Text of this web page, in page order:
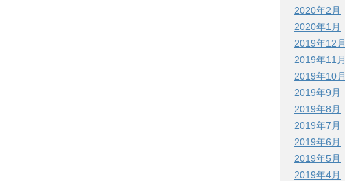
2020年2月
2020年1月
2019年12月
2019年11月
2019年10月
2019年9月
2019年8月
2019年7月
2019年6月
2019年5月
2019年4月